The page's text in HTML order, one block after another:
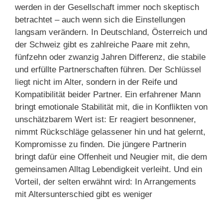
werden in der Gesellschaft immer noch skeptisch
betrachtet – auch wenn sich die Einstellungen
langsam verändern. In Deutschland, Österreich und
der Schweiz gibt es zahlreiche Paare mit zehn,
fünfzehn oder zwanzig Jahren Differenz, die stabile
und erfüllte Partnerschaften führen. Der Schlüssel
liegt nicht im Alter, sondern in der Reife und
Kompatibilität beider Partner. Ein erfahrener Mann
bringt emotionale Stabilität mit, die in Konflikten von
unschätzbarem Wert ist: Er reagiert besonnener,
nimmt Rückschläge gelassener hin und hat gelernt,
Kompromisse zu finden. Die jüngere Partnerin
bringt dafür eine Offenheit und Neugier mit, die dem
gemeinsamen Alltag Lebendigkeit verleiht. Und ein
Vorteil, der selten erwähnt wird: In Arrangements
mit Altersunterschied gibt es weniger